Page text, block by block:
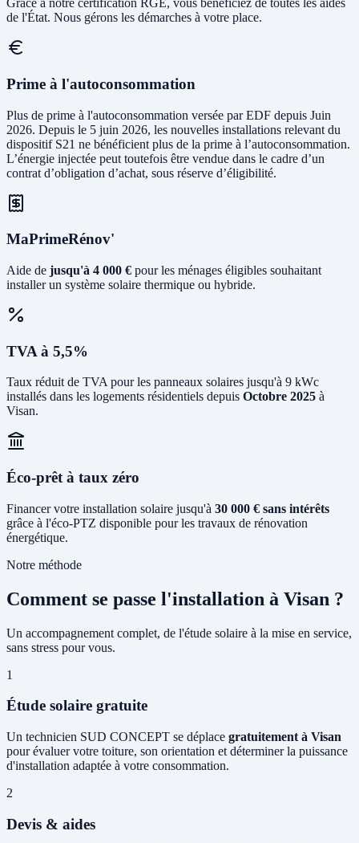
Grâce à notre certification RGE, vous bénéficiez de toutes les aides
de l'État. Nous gérons les démarches à votre place.
Prime à l'autoconsommation
Plus de prime à l'autoconsommation versée par EDF depuis Juin
2026. Depuis le 5 juin 2026, les nouvelles installations relevant du
dispositif S21 ne bénéficient plus de la prime à l’autoconsommation.
L’énergie injectée peut toutefois être vendue dans le cadre d’un
contrat d’obligation d’achat, sous réserve d’éligibilité.
MaPrimeRénov'
Aide de jusqu'à 4 000 € pour les ménages éligibles souhaitant
installer un système solaire thermique ou hybride.
TVA à 5,5%
Taux réduit de TVA pour les panneaux solaires jusqu'à 9 kWc
installés dans les logements résidentiels depuis Octobre 2025 à
Visan.
Éco-prêt à taux zéro
Financer votre installation solaire jusqu'à 30 000 € sans intérêts
grâce à l'éco-PTZ disponible pour les travaux de rénovation
énergétique.
Notre méthode
Comment se passe l'installation à Visan ?
Un accompagnement complet, de l'étude solaire à la mise en service,
sans stress pour vous.
1
Étude solaire gratuite
Un technicien SUD CONCEPT se déplace gratuitement à Visan
pour évaluer votre toiture, son orientation et déterminer la puissance
d'installation adaptée à votre consommation.
2
Devis & aides